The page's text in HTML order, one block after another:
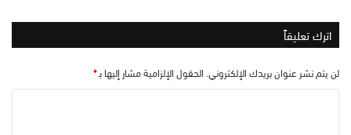
اترك تعليقاً
لن يتم نشر عنوان بريدك الإلكتروني. الحقول الإلزامية مشار إليها بـ*